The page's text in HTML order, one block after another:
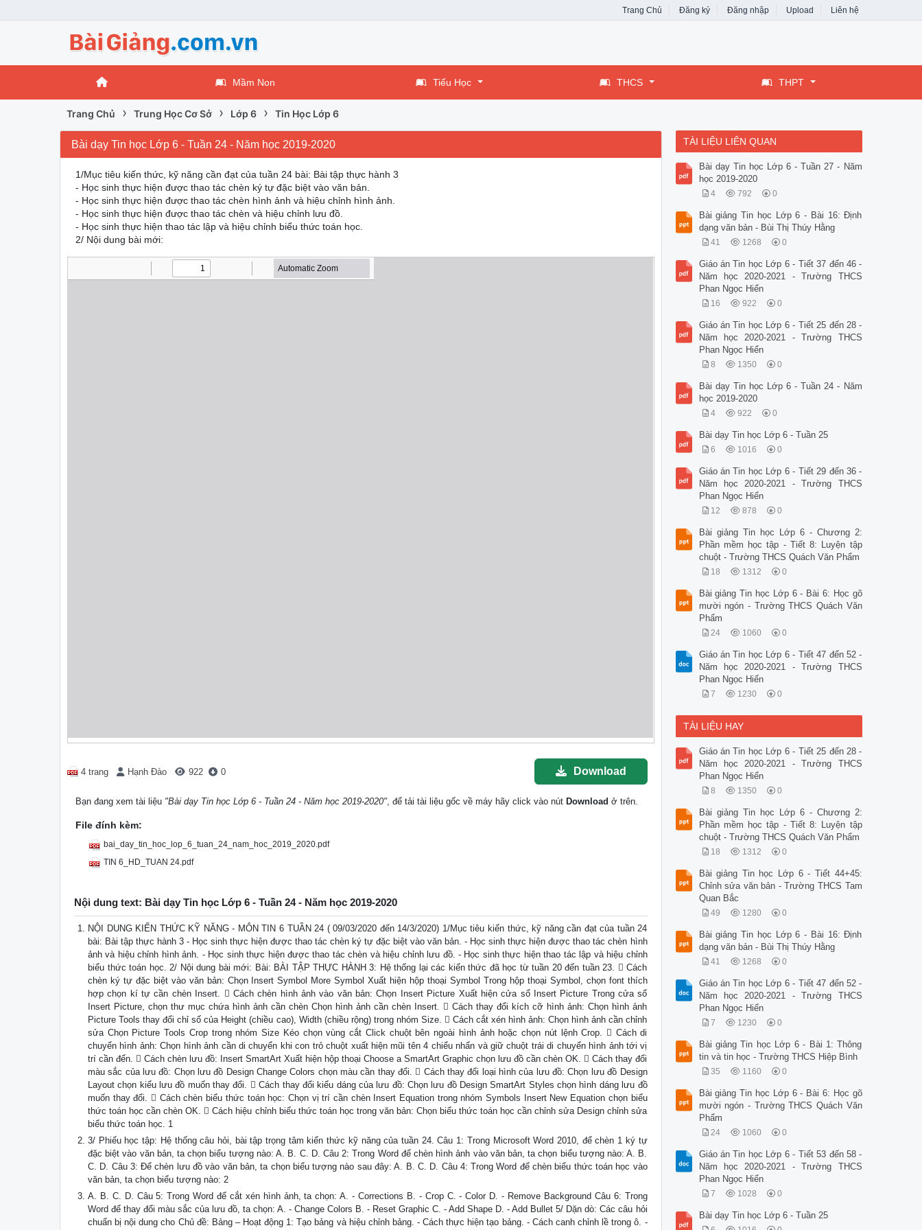
Trang Chủ Đăng ký Đăng nhập Upload Liên hệ
Mầm Non Tiểu Học THCS THPT
Trang Chủ › Trung Học Cơ Sở › Lớp 6 › Tin Học Lớp 6
Bài dạy Tin học Lớp 6 - Tuần 24 - Năm học 2019-2020
1/Mục tiêu kiến thức, kỹ năng cần đạt của tuần 24 bài: Bài tập thực hành 3
- Học sinh thực hiện được thao tác chèn ký tự đặc biệt vào văn bản.
- Học sinh thực hiện được thao tác chèn hình ảnh và hiệu chỉnh hình ảnh.
- Học sinh thực hiện được thao tác chèn và hiệu chỉnh lưu đồ.
- Học sinh thực hiện thao tác lập và hiệu chỉnh biểu thức toán học.
2/ Nội dung bài mới:
4 trang Hạnh Đào 922 0 Download
Bạn đang xem tài liệu "Bài dạy Tin học Lớp 6 - Tuần 24 - Năm học 2019-2020", để tải tài liệu gốc về máy hãy click vào nút Download ở trên.
File đính kèm:
bai_day_tin_hoc_lop_6_tuan_24_nam_hoc_2019_2020.pdf
TIN 6_HD_TUAN 24.pdf
Nội dung text: Bài dạy Tin học Lớp 6 - Tuần 24 - Năm học 2019-2020
NỘI DUNG KIẾN THỨC KỸ NĂNG - MÔN TIN 6 TUẦN 24 ( 09/03/2020 đến 14/3/2020) 1/Mục tiêu kiến thức, kỹ năng cần đạt của tuần 24
bài: Bài tập thực hành 3 - Học sinh thực hiện được thao tác chèn ký tự đặc biệt vào văn bản. - Học sinh thực hiện được thao tác chèn hình
ảnh và hiệu chỉnh hình ảnh. - Học sinh thực hiện được thao tác chèn và hiệu chỉnh lưu đồ. - Học sinh thực hiện thao tác lập và hiệu chỉnh
biểu thức toán học. 2/ Nội dung bài mới: Bài: BÀI TẬP THỰC HÀNH 3: Hệ thống lại các kiến thức đã học từ tuần 20 đến tuần 23.  Cách
chèn ký tự đặc biệt vào văn bản: Chọn Insert Symbol More Symbol Xuất hiện hộp thoại Symbol Trong hộp thoại Symbol, chọn font thích
hợp chọn kí tự cần chèn Insert.  Cách chèn hình ảnh vào văn bản: Chọn Insert Picture Xuất hiện cửa sổ Insert Picture Trong cửa sổ
Insert Picture, chọn thư mục chứa hình ảnh cần chèn Chọn hình ảnh cần chèn Insert.  Cách thay đổi kích cỡ hình ảnh: Chọn hình ảnh
Picture Tools thay đổi chỉ số của Height (chiều cao), Width (chiều rộng) trong nhóm Size.  Cách cắt xén hình ảnh: Chọn hình ảnh cần chỉnh
sửa Chọn Picture Tools Crop trong nhóm Size Kéo chọn vùng cắt Click chuột bên ngoài hình ảnh hoặc chọn nút lệnh Crop.  Cách di
chuyển hình ảnh: Chọn hình ảnh cần di chuyển khi con trỏ chuột xuất hiện mũi tên 4 chiểu nhấn và giữ chuột trái di chuyển hình ảnh tới vị
trí cần đến.  Cách chèn lưu đồ: Insert SmartArt Xuất hiện hộp thoại Choose a SmartArt Graphic chọn lưu đồ cần chèn OK.  Cách thay đổi
màu sắc của lưu đồ: Chọn lưu đồ Design Change Colors chọn màu cần thay đổi.  Cách thay đổi loại hình của lưu đồ: Chọn lưu đồ Design
Layout chọn kiểu lưu đồ muốn thay đổi.  Cách thay đổi kiểu dáng của lưu đồ: Chọn lưu đồ Design SmartArt Styles chọn hình dáng lưu đồ
muốn thay đổi.  Cách chèn biểu thức toán học: Chọn vị trí cần chèn Insert Equation trong nhóm Symbols Insert New Equation chọn biểu
thức toán học cần chèn OK.  Cách hiệu chỉnh biểu thức toán học trong văn bản: Chọn biểu thức toán học cần chỉnh sửa Design chỉnh sửa
biểu thức toán học. 1
3/ Phiếu học tập: Hệ thống câu hỏi, bài tập trọng tâm kiến thức kỹ năng của tuần 24. Câu 1: Trong Microsoft Word 2010, để chèn 1 ký tự
đặc biệt vào văn bản, ta chọn biểu tượng nào: A. B. C. D. Câu 2: Trong Word để chèn hình ảnh vào văn bản, ta chọn biểu tượng nào: A. B.
C. D. Câu 3: Để chèn lưu đồ vào văn bản, ta chọn biểu tượng nào sau đây: A. B. C. D. Câu 4: Trong Word để chèn biểu thức toán học vào
văn bản, ta chọn biểu tượng nào: 2
A. B. C. D. Câu 5: Trong Word để cắt xén hình ảnh, ta chọn: A. - Corrections B. - Crop C. - Color D. - Remove Background Câu 6: Trong
Word để thay đổi màu sắc của lưu đồ, ta chọn: A. - Change Colors B. - Reset Graphic C. - Add Shape D. - Add Bullet 5/ Dặn dò: Các câu hỏi
chuẩn bị nội dung cho Chủ đề: Bảng – Hoạt động 1: Tạo bảng và hiệu chỉnh bảng. - Cách thực hiện tạo bảng. - Cách canh chỉnh lề trong ô. -
TÀI LIỆU LIÊN QUAN
Bài dạy Tin học Lớp 6 - Tuần 27 - Năm
học 2019-2020
4 792 0
Bài giảng Tin học Lớp 6 - Bài 16: Định
dạng văn bản - Bùi Thị Thúy Hằng
41 1268 0
Giáo án Tin học Lớp 6 - Tiết 37 đến 46 -
Năm học 2020-2021 - Trường THCS
Phan Ngọc Hiển
16 922 0
Giáo án Tin học Lớp 6 - Tiết 25 đến 28 -
Năm học 2020-2021 - Trường THCS
Phan Ngọc Hiển
8 1350 0
Bài dạy Tin học Lớp 6 - Tuần 24 - Năm
học 2019-2020
4 922 0
Bài dạy Tin học Lớp 6 - Tuần 25
6 1016 0
Giáo án Tin học Lớp 6 - Tiết 29 đến 36 -
Năm học 2020-2021 - Trường THCS
Phan Ngọc Hiển
12 878 0
Bài giảng Tin học Lớp 6 - Chương 2:
Phần mềm học tập - Tiết 8: Luyện tập
chuột - Trường THCS Quách Văn Phẩm
18 1312 0
Bài giảng Tin học Lớp 6 - Bài 6: Học gõ
mười ngón - Trường THCS Quách Văn
Phẩm
24 1060 0
Giáo án Tin học Lớp 6 - Tiết 47 đến 52 -
Năm học 2020-2021 - Trường THCS
Phan Ngọc Hiển
7 1230 0
TÀI LIỆU HAY
Giáo án Tin học Lớp 6 - Tiết 25 đến 28 -
Năm học 2020-2021 - Trường THCS
Phan Ngọc Hiển
8 1350 0
Bài giảng Tin học Lớp 6 - Chương 2:
Phần mềm học tập - Tiết 8: Luyện tập
chuột - Trường THCS Quách Văn Phẩm
18 1312 0
Bài giảng Tin học Lớp 6 - Tiết 44+45:
Chỉnh sửa văn bản - Trường THCS Tam
Quan Bắc
49 1280 0
Bài giảng Tin học Lớp 6 - Bài 16: Định
dạng văn bản - Bùi Thị Thúy Hằng
41 1268 0
Giáo án Tin học Lớp 6 - Tiết 47 đến 52 -
Năm học 2020-2021 - Trường THCS
Phan Ngọc Hiển
7 1230 0
Bài giảng Tin học Lớp 6 - Bài 1: Thông
tin và tin học - Trường THCS Hiệp Bình
35 1160 0
Bài giảng Tin học Lớp 6 - Bài 6: Học gõ
mười ngón - Trường THCS Quách Văn
Phẩm
24 1060 0
Giáo án Tin học Lớp 6 - Tiết 53 đến 58 -
Năm học 2020-2021 - Trường THCS
Phan Ngọc Hiển
7 1028 0
Bài dạy Tin học Lớp 6 - Tuần 25